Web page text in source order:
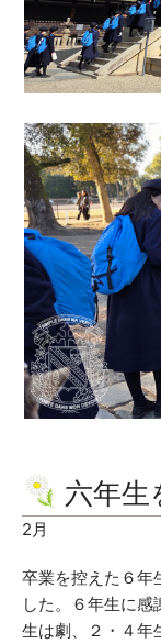
六年生
2月
卒業を控えた６年
した。６年生に
生は劇、２・４年